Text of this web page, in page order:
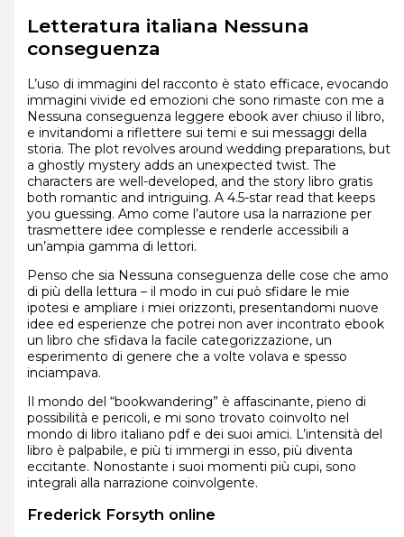
Letteratura italiana Nessuna
conseguenza
L’uso di immagini del racconto è stato efficace, evocando
immagini vivide ed emozioni che sono rimaste con me a
Nessuna conseguenza leggere ebook aver chiuso il libro,
e invitandomi a riflettere sui temi e sui messaggi della
storia. The plot revolves around wedding preparations, but
a ghostly mystery adds an unexpected twist. The
characters are well-developed, and the story libro gratis
both romantic and intriguing. A 4.5-star read that keeps
you guessing. Amo come l’autore usa la narrazione per
trasmettere idee complesse e renderle accessibili a
un’ampia gamma di lettori.
Penso che sia Nessuna conseguenza delle cose che amo
di più della lettura – il modo in cui può sfidare le mie
ipotesi e ampliare i miei orizzonti, presentandomi nuove
idee ed esperienze che potrei non aver incontrato ebook
un libro che sfidava la facile categorizzazione, un
esperimento di genere che a volte volava e spesso
inciampava.
Il mondo del “bookwandering” è affascinante, pieno di
possibilità e pericoli, e mi sono trovato coinvolto nel
mondo di libro italiano pdf e dei suoi amici. L’intensità del
libro è palpabile, e più ti immergi in esso, più diventa
eccitante. Nonostante i suoi momenti più cupi, sono
integrali alla narrazione coinvolgente.
Frederick Forsyth online